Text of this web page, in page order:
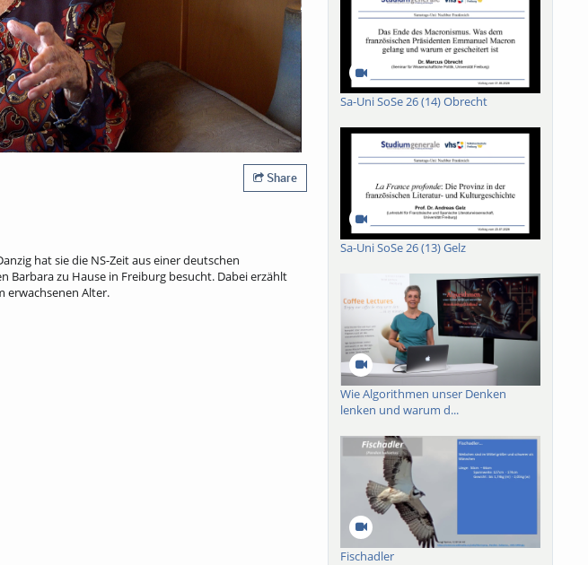
Share
hat sie die NS-Zeit aus einer deutschen
Barbara zu Hause in Freiburg besucht. Dabei erzählt
erwachsenen Alter.
Sa-Uni SoSe 26 (14) Obrecht
Sa-Uni SoSe 26 (13) Gelz
Wie Algorithmen unser Denken
lenken und warum d...
Fischadler